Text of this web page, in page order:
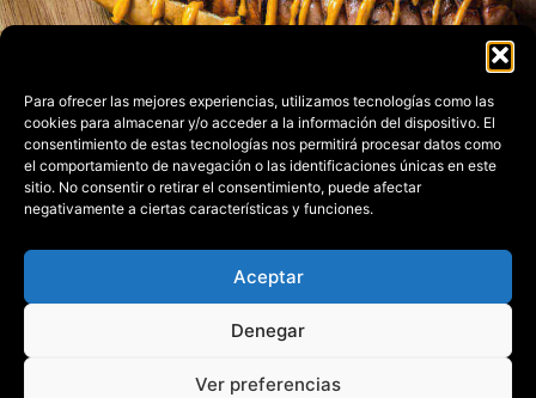
Para ofrecer las mejores experiencias, utilizamos tecnologías como las
cookies para almacenar y/o acceder a la información del dispositivo. El
consentimiento de estas tecnologías nos permitirá procesar datos como
el comportamiento de navegación o las identificaciones únicas en este
sitio. No consentir o retirar el consentimiento, puede afectar
negativamente a ciertas características y funciones.
Aceptar
Denegar
Ver preferencias
Volver a la Carta
Todos los derechos reservados © 2026 |